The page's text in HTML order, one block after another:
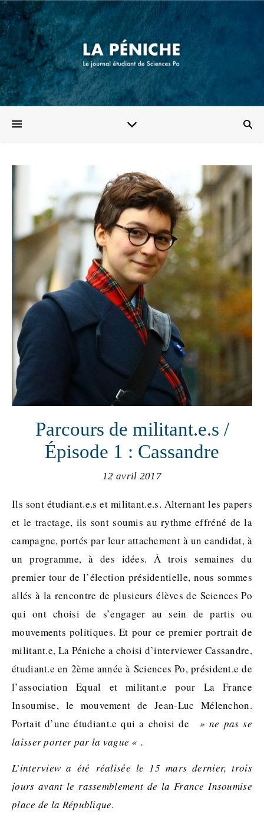
Parcours de militant.e.s /
Épisode 1 : Cassandre
12 avril 2017
Ils sont étudiant.e.s et militant.e.s. Alternant les papers
et le tractage, ils sont soumis au rythme effréné de la
campagne, portés par leur attachement à un candidat, à
un programme, à des idées. À trois semaines du
premier tour de l’élection présidentielle, nous sommes
allés à la rencontre de plusieurs élèves de Sciences Po
qui ont choisi de s’engager au sein de partis ou
mouvements politiques. Et pour ce premier portrait de
militant.e, La Péniche a choisi d’interviewer Cassandre,
étudiant.e en 2ème année à Sciences Po, président.e de
l’association Equal et militant.e pour La France
Insoumise, le mouvement de Jean-Luc Mélenchon.
Portait d’une étudiant.e qui a choisi de
» ne pas se
laisser porter par la vague « .
L’interview a étéréalisée le 15 mars dernier, trois
jours avant le rassemblement de la France Insoumise
place de la République.